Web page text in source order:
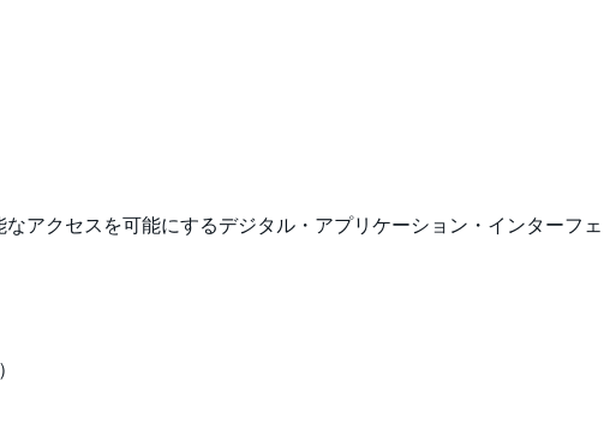
アクセスを可能にするデジタル・アプリケーション・インターフェ